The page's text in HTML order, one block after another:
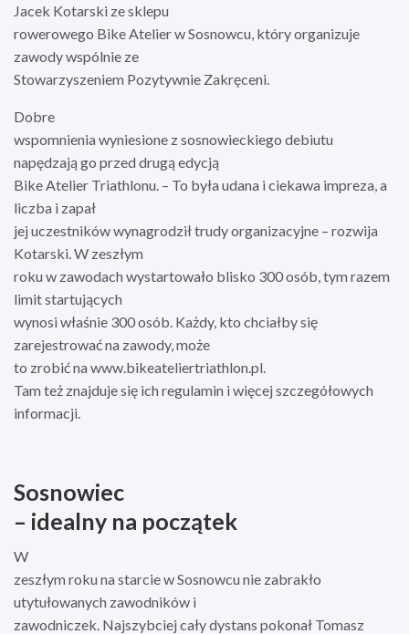
Jacek Kotarski ze sklepu
rowerowego Bike Atelier w Sosnowcu, który organizuje
zawody wspólnie ze
Stowarzyszeniem Pozytywnie Zakręceni.
Dobre
wspomnienia wyniesione z sosnowieckiego debiutu
napędzają go przed drugą edycją
Bike Atelier Triathlonu. – To była udana i ciekawa impreza, a
liczba i zapał
jej uczestników wynagrodził trudy organizacyjne – rozwija
Kotarski. W zeszłym
roku w zawodach wystartowało blisko 300 osób, tym razem
limit startujących
wynosi właśnie 300 osób. Każdy, kto chciałby się
zarejestrować na zawody, może
to zrobić na www.bikeateliertriathlon.pl.
Tam też znajduje się ich regulamin i więcej szczegółowych
informacji.
Sosnowiec
– idealny na początek
W
zeszłym roku na starcie w Sosnowcu nie zabrakło
utytułowanych zawodników i
zawodniczek. Najszybciej cały dystans pokonał Tomasz